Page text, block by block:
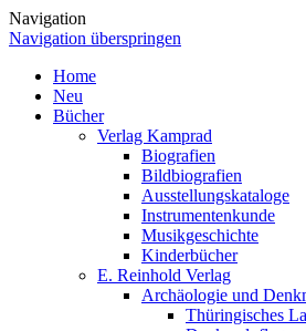
Navigation
Navigation überspringen
Home
Neu
Bücher
Verlag Kamprad
Biografien
Bildbiografien
Ausstellungskataloge
Instrumentenkunde
Musikgeschichte
Kinderbücher
E. Reinhold Verlag
Archäologie und
Thüringisches